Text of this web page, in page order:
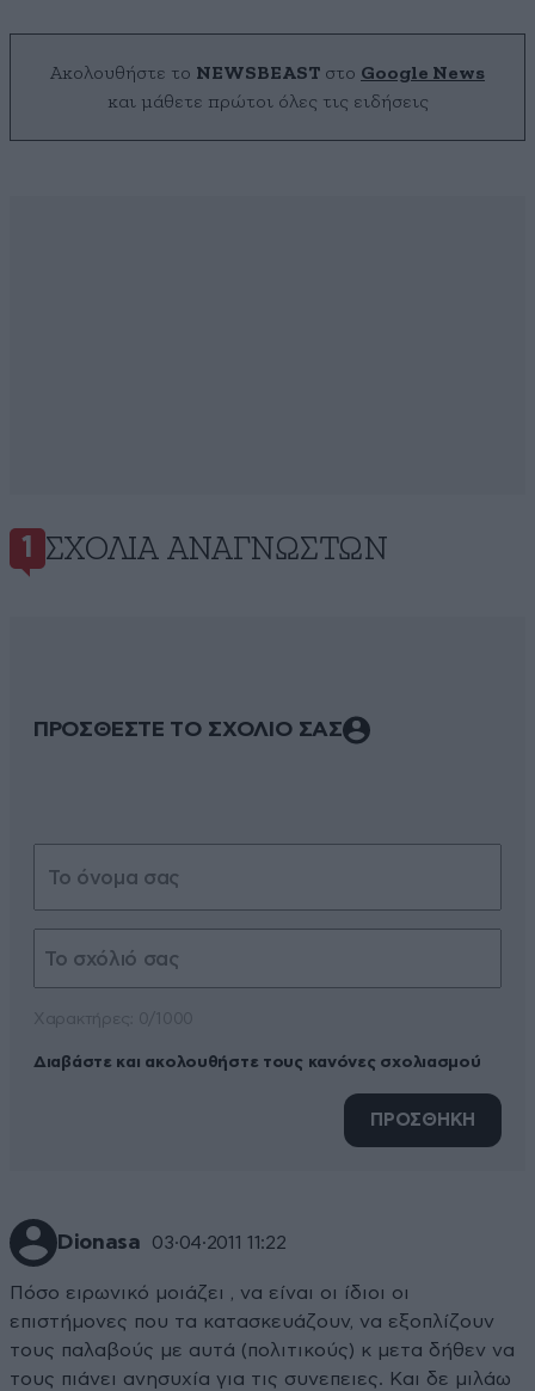
Ακολουθήστε το NEWSBEAST στο Google News
και μάθετε πρώτοι όλες τις ειδήσεις
1 ΣΧΌΛΙΑ ΑΝΑΓΝΩΣΤΏΝ
ΠΡΟΣΘΕΣΤΕ ΤΟ ΣΧΟΛΙΟ ΣΑΣ
Διαβάστε και ακολουθήστε τους κανόνες σχολιασμού
ΠΡΟΣΘΗΚΗ
Dionasa 03·04·2011 11:22
Πόσο ειρωνικό μοιάζει , να είναι οι ίδιοι οι
επιστήμονες που τα κατασκευάζουν, να εξοπλίζουν
τους παλαβούς με αυτά (πολιτικούς) κ μετα δήθεν να
τους πιάνει ανησυχία για τις συνεπειες. Και δε μιλάω